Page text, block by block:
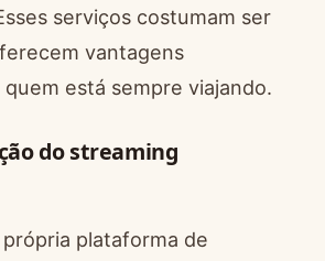
serviços costumam ser
vantagens
está sempre viajando.
do streaming
própria plataforma de